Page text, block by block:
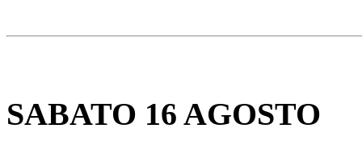
SABATO 16 AGOSTO